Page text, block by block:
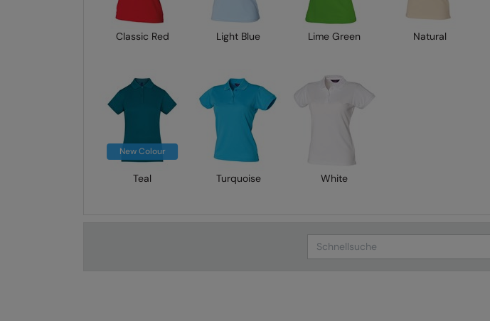
Classic Red Light Blue Lime Green Natural
New Colour
Teal Turquoise White
Search